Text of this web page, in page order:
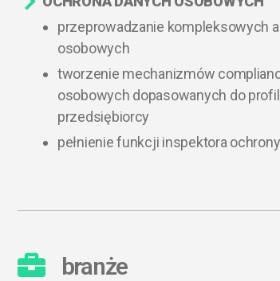
przeprowadzanie kompleksowych
osobowych
tworzenie mechanizmów
osobowych dopasowanych do
przedsiębiorcy
pełnienie funkcji inspektora
branże